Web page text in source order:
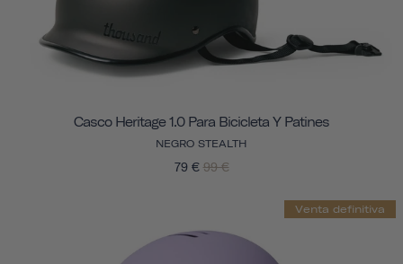
Casco Heritage 1.0 Para Bicicleta Y Patines
NEGRO STEALTH
79 € 99 €
Venta definitiva